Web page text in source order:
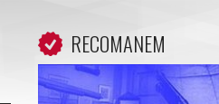
RECOMANEM